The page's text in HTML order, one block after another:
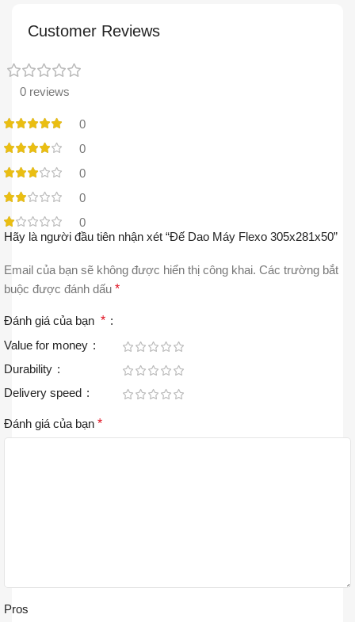
Customer Reviews
0 reviews
0
0
0
0
0
Hãy là người đầu tiên nhận xét “Đế Dao Máy Flexo 305x281x50”
Email của bạn sẽ không được hiển thị công khai. Các trường bắt
buộc được đánh dấu *
Đánh giá của bạn *
Value for money
Durability
Delivery speed
Đánh giá của bạn *
Pros